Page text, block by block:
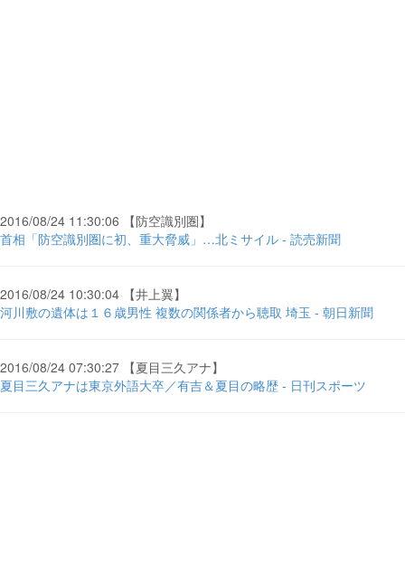
2016/08/24 11:30:06 【防空識別圏】
首相「防空識別圏に初、重大脅威」…北ミサイル - 読売新聞
2016/08/24 10:30:04 【井上翼】
河川敷の遺体は１６歳男性 複数の関係者から聴取 埼玉 - 朝日新聞
2016/08/24 07:30:27 【夏目三久アナ】
夏目三久アナは東京外語大卒／有吉＆夏目の略歴 - 日刊スポーツ